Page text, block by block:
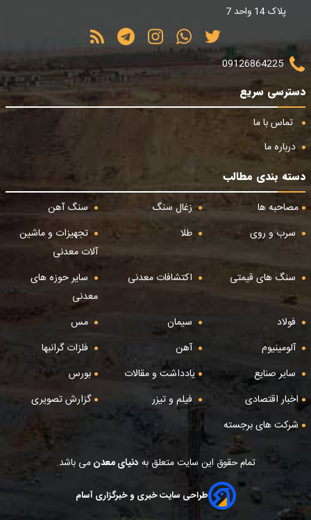
پلاک 14 واحد 7
09126864225
دسترسی سریع
تماس با ما
درباره ما
دسته بندی مطالب
مصاحبه ها
زغال سنگ
سنگ آهن
سرب و روی
طلا
تجهیزات و ماشین
آلات معدنی
سنگ های قیمتی
اکتشافات معدنی
سایر حوزه های
معدنی
فولاد
سیمان
مس
آلومینیوم
آهن
فلزات گرانبها
سایر صنایع
یادداشت و مقالات
بورس
اخبار اقتصادی
فیلم و تیزر
گزارش تصویری
شرکت های برجسته
تمام حقوق این سایت متعلق به دنیای معدنمی باشد.
طراحی سایت خبری و خبرگزاری آسام